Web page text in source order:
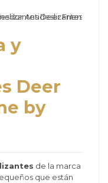
y
Deer
by
de la marca
que están